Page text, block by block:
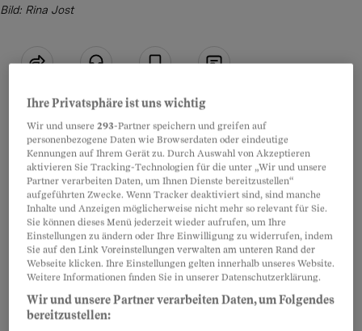
Bild: Rina Jost
Artikel teilen
Weihnachten rückt unaufhaltsam näher, und es
drohen wieder allerorten diese puderzuckrigen
Riesengebäcke, auch Panettone genannt.
Für die aufgeblasenen Dinger werden völlig
brauchbare Zutaten wie Mehl, Hefe, Eier, Wasser
und Salz so lange mit Butter, Zucker, kandierten
Früchten und Sultaninen malträtiert, bis am
Ende das Ergebnis ein «E» auf der Nutri-Score-
Ihre Privatsphäre ist uns wichtig
Wir und unsere293-Partner speichern und greifen auf
personenbezogene Daten wie Browserdaten oder eindeutige
Kennungen auf Ihrem Gerät zu. Durch Auswahl von Akzeptieren
aktivieren Sie Tracking-Technologien für die unter „Wir und unsere
Partner verarbeiten Daten, um Ihnen Dienste bereitzustellen“
aufgeführten Zwecke. Wenn Tracker deaktiviert sind, sind manche
Inhalte und Anzeigen möglicherweise nicht mehr so relevant für Sie.
Sie können dieses Menü jederzeit wieder aufrufen, um Ihre
Einstellungen zu ändern oder Ihre Einwilligung zu widerrufen, indem
Sie auf den Link Voreinstellungen verwalten am unteren Rand der
Webseite klicken. Ihre Einstellungen gelten innerhalb unseres Website.
Weitere Informationen finden Sie in unserer Datenschutzerklärung.
Wir und unsere Partner verarbeiten Daten, um Folgendes
bereitzustellen: